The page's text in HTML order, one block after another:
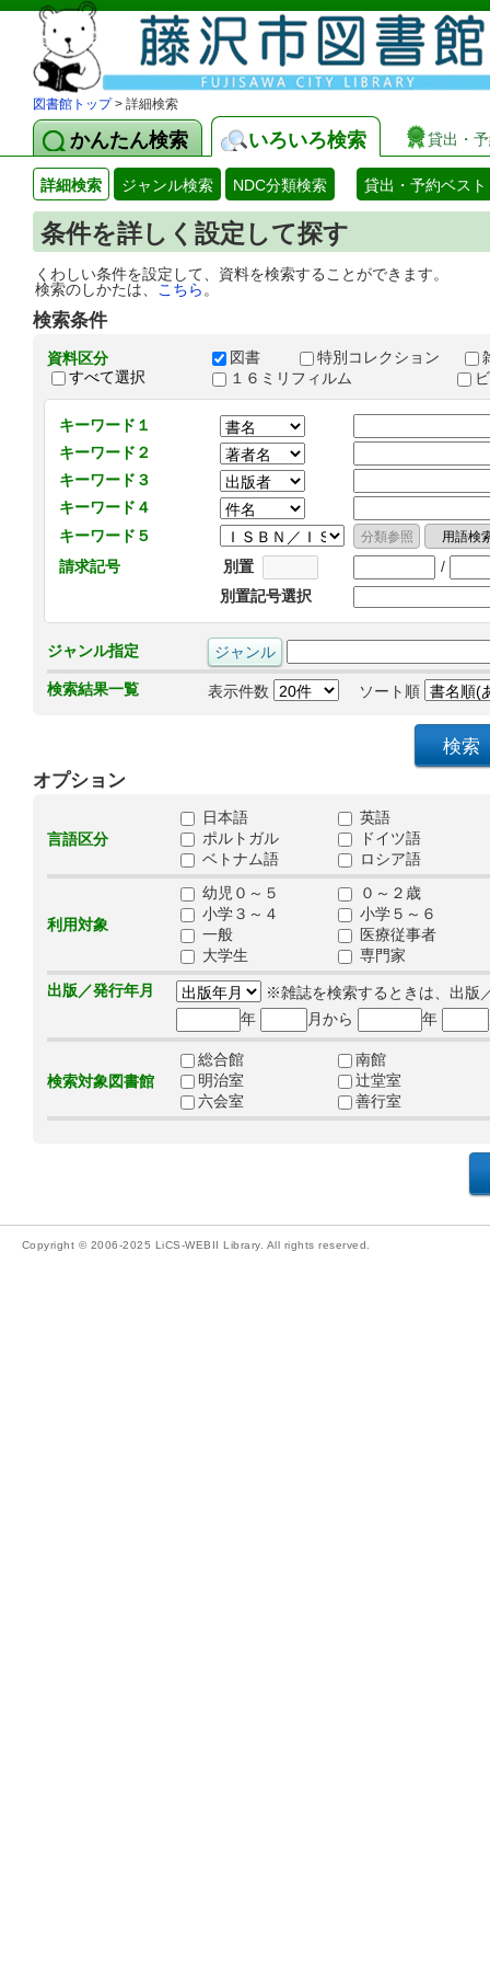
図書館トップ> 詳細検索
かんたん検索 いろいろ検索 貸出・
詳細検索 ジャンル検索 NDC分類検索 貸出・予約ベスト
条件を詳しく設定して探す
くわしい条件を設定して、資料を検索することができます。
検索のしかたは、
こちら 。
検索条件
資料区分
すべて選択
図書 特別コレクション
１６ミリフィルム
キーワード１
キーワード２
キーワード３
キーワード４
キーワード５
請求記号
別置
/
別置記号選択
ジャンル指定
検索結果一覧 表示件数 ソート順
オプション
言語区分
日本語
英語
ポルトガル
ドイツ語
ベトナム語
ロシア語
利用対象
幼児０～５
０～２歳
小学３～４
小学５～６
一般
医療従事者
大学生
専門家
出版／発行年月
※雑誌を検索するときは、出版
年
月から 年
検索対象図書館
総合館
南館
明治室
辻堂室
六会室
善行室
Copyright © 2006-2025 LiCS-WEBII Library. All rights reserved.